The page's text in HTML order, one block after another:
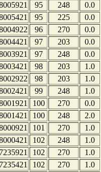
95 248
0.0
95 225
0.0
96 270
0.0
97 203
0.0
97 248
0.0
98 203
1.0
98 203
1.0
99 248
1.0
100 270
0.0
100 248
2.0
101 270
1.0
102 248
1.0
102 270
1.0
102 270
1.0